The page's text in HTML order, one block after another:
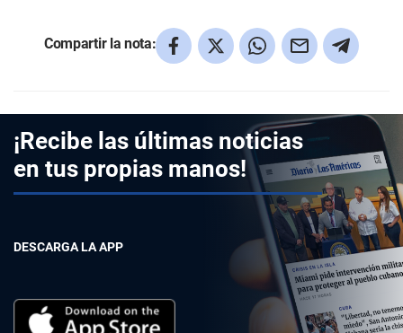
Compartir la nota:
¡Recibe las últimas noticias
en tus propias manos!
DESCARGA LA APP